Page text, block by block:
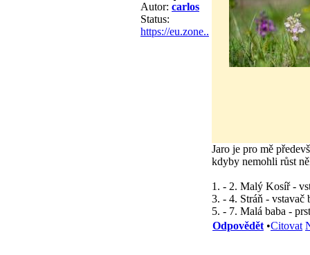
Autor: carlos
Status:
https://eu.zone..
Jaro je pro mě
kdyby nemohli růst
1. - 2. Malý Kosíř -
3. - 4. Stráň - vstavač
5. - 7. Malá baba -
Odpovědět •Citovat